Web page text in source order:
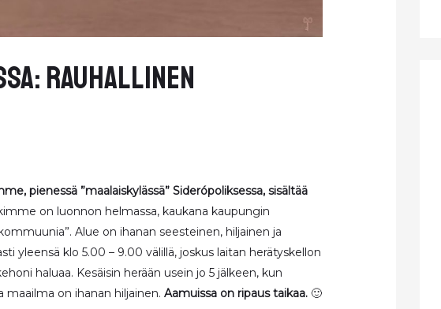
Rauhallinen
pienessä ”maalaiskylässä” Siderópoliksessa, sisältää
on luonnon helmassa, kaukana kaupungin
Alue on ihanan seesteinen, hiljainen ja
yleensä klo 5.00 – 9.00 välillä, joskus laitan herätyskellon
haluaa. Kesäisin herään usein jo 5 jälkeen, kun
maailma on ihanan hiljainen.Aamuissa on ripaus taikaa.🙂